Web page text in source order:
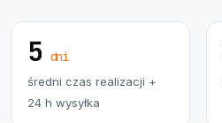
5 dni
średni czas realizacji +
24 h wysyłka